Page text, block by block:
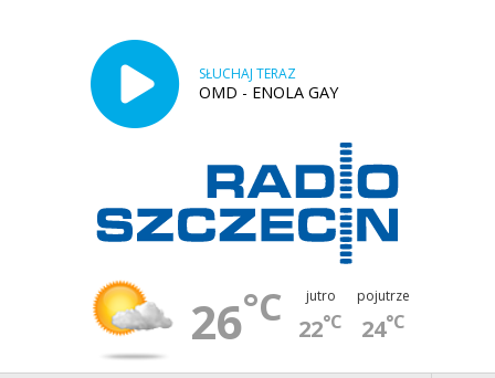
SŁUCHAJ TERAZ
OMD - ENOLA GAY
26°C jutro
22°C
pojutrze
24°C